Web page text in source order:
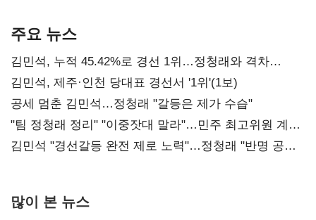
주요 뉴스
김민석, 누적 45.42%로 경선 1위…정청래와 격차
0.86%p(2보)
김민석, 제주·인천 당대표 경선서 '1위'(1보)
공세 멈춘 김민석…정청래 "갈등은 제가 수습"
"팀 정청래 정리" "이중잣대 말라"…민주 최고위원 계파
다툼 격화
김민석 "경선갈등 완전 제로 노력"…정청래 "반명 공세
많이 본 뉴스